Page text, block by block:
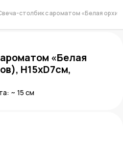
столбик с ароматом «Белая
«Белая
H15xD7см,
~ 15 см